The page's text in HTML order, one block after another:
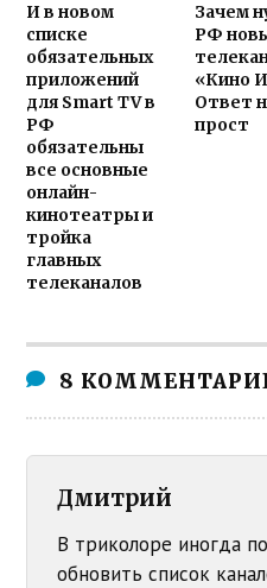
И в новом
списке
обязательных
приложений
для Smart TV в
РФ
обязательны
все основные
онлайн-
кинотеатры и
тройка
главных
телеканалов
Зачем
РФ
«Кино
Ответ
прост
8
Дмитрий
В триколоре иногда
обновить список